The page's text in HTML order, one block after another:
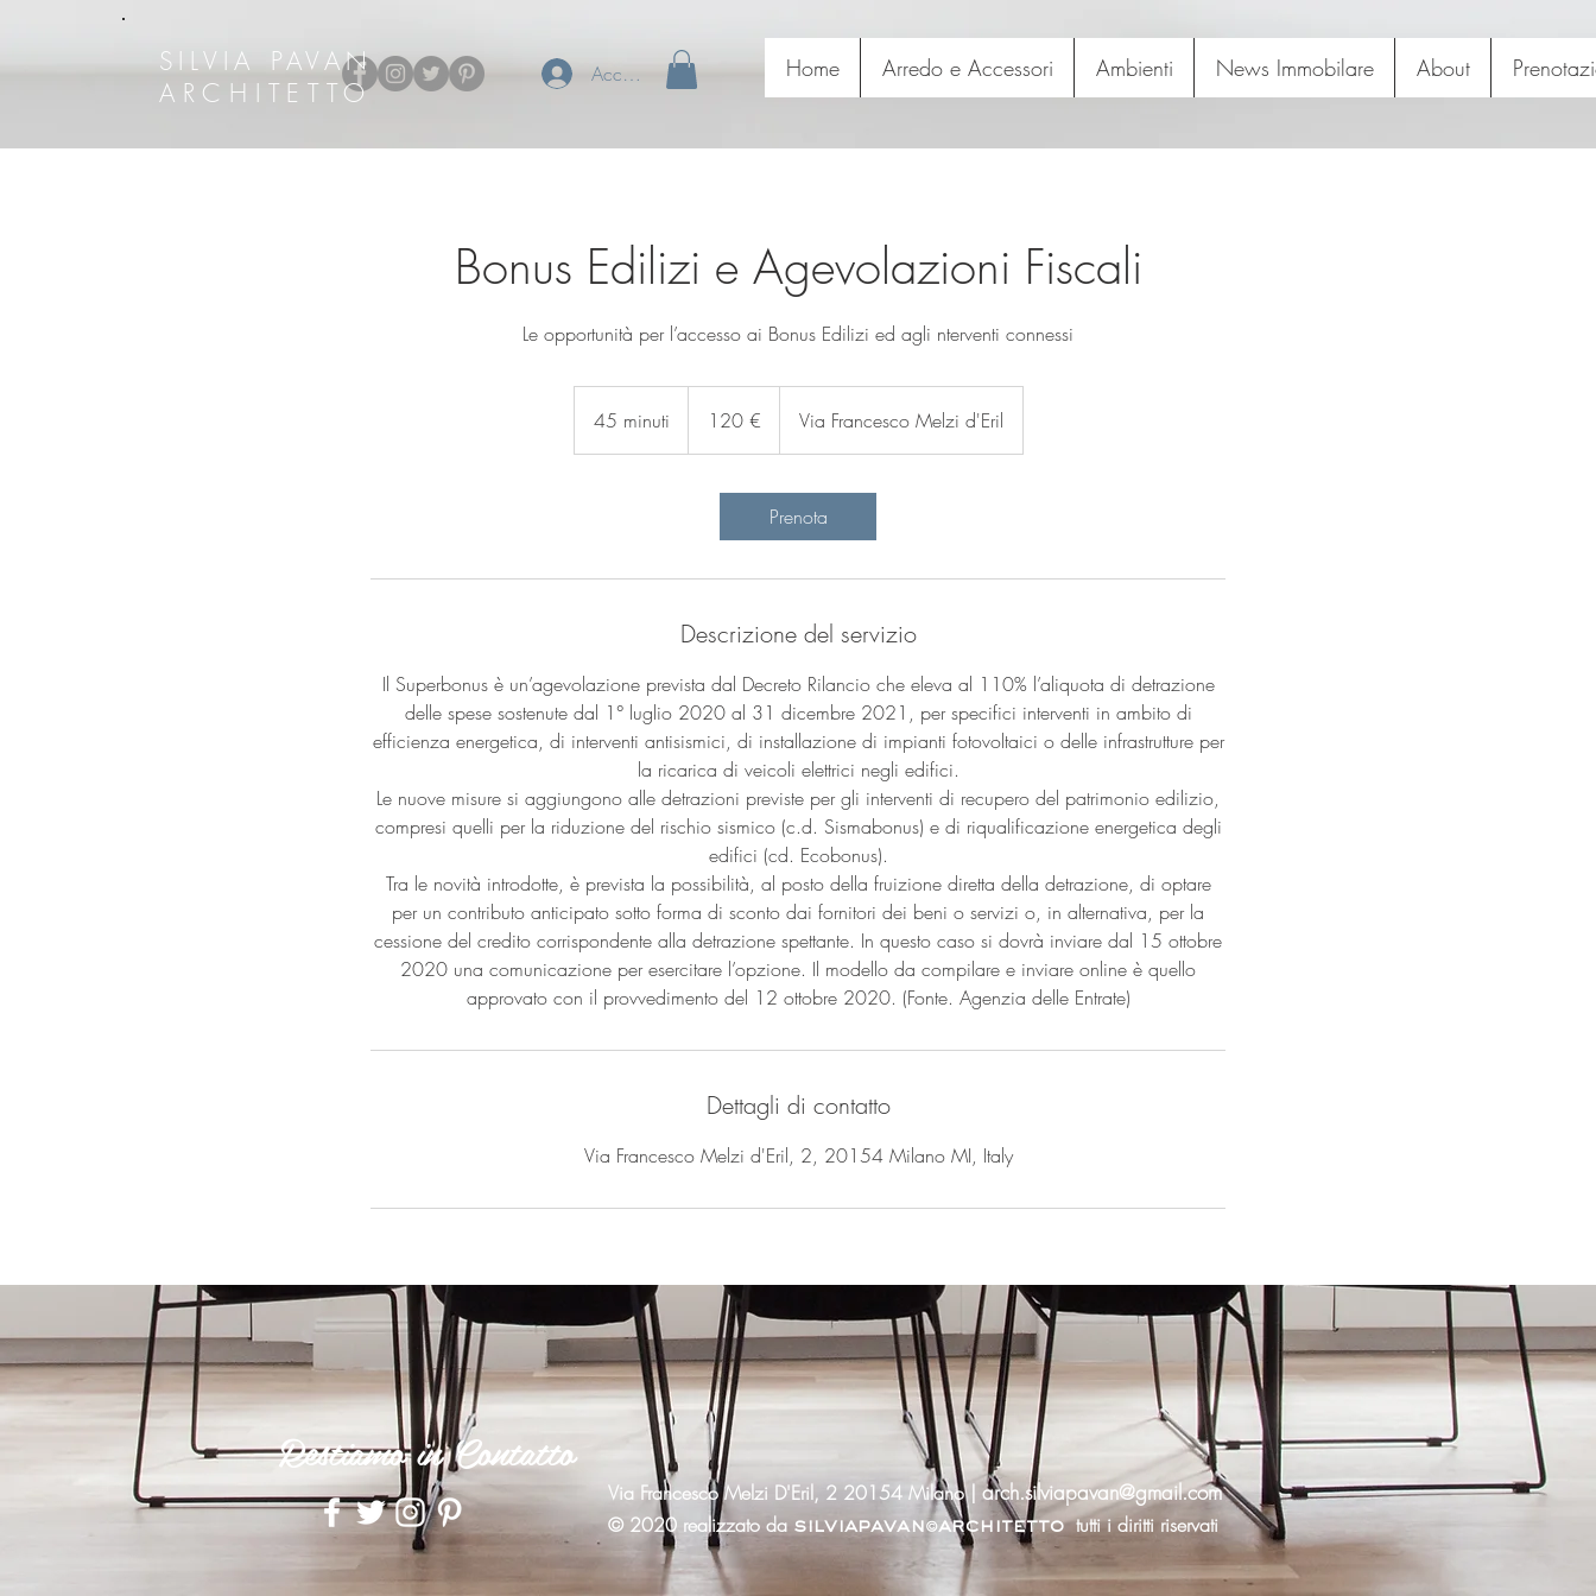
SILVIA PAVAN
ARCHITETTO
Accedi Home Arredo e Accessori Ambienti News Immobilare About
Bonus Edilizi e Agevolazioni Fiscali
Le opportunità per l’accesso ai Bonus Edilizi ed agli nterventi connessi
45 minuti
5
120 € Via Francesco Melzi d'Eril
Prenota
Descrizione del servizio
Il Superbonus è un’agevolazione prevista dal Decreto Rilancio che eleva al 110% l’aliquota di detrazione
delle spese sostenute dal 1° luglio 2020 al 31 dicembre 2021, per specifici interventi in ambito di
efficienza energetica, di interventi antisismici, di installazione di impianti fotovoltaici o delle infrastrutture per
la ricarica di veicoli elettrici negli edifici.
Le nuove misure si aggiungono alle detrazioni previste per gli interventi di recupero del patrimonio edilizio,
compresi quelli per la riduzione del rischio sismico (c.d. Sismabonus) e di riqualificazione energetica degli
edifici (cd. Ecobonus).
Tra le novità introdotte, è prevista la possibilità, al posto della fruizione diretta della detrazione, di optare
per un contributo anticipato sotto forma di sconto dai fornitori dei beni o servizi o, in alternativa, per la
cessione del credito corrispondente alla detrazione spettante. In questo caso si dovrà inviare dal 15 ottobre
2020 una comunicazione per esercitare l’opzione. Il modello da compilare e inviare online è quello
approvato con il provvedimento del 12 ottobre 2020. (Fonte. Agenzia delle Entrate)
Dettagli di contatto
Via Francesco Melzi d'Eril, 2, 20154 Milano MI, Italy
Restiamo in Contatto
Via Francesco Melzi D'Eril, 2 20154 Milano | arch.silviapavan@gmail.com
© 2020 realizzato da silviapavan©architettotutti i diritti riservati